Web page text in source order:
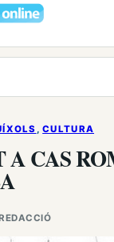
, CULTURA
A CAS